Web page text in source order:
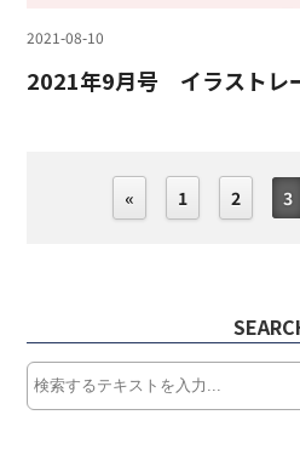
2021-08-10
2021年9月号 イラストレ
« 1 2 3